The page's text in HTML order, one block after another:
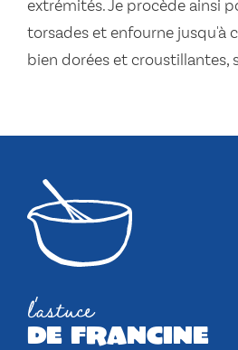
extrémités. Je procède ainsi
torsades et enfourne jusqu'à
bien dorées et croustillantes,
l'astuce
de francine